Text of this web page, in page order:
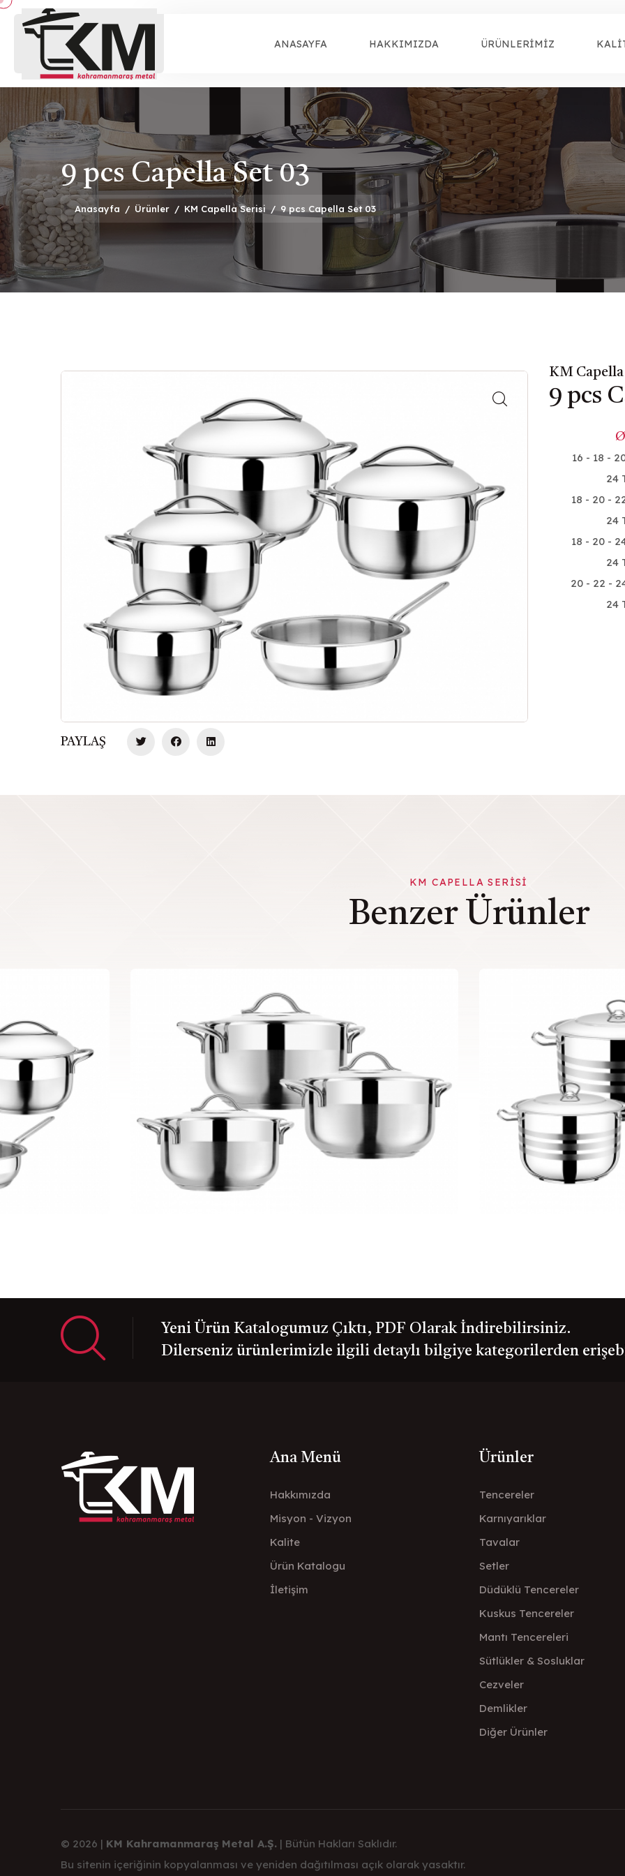
ANASAYFA HAKKIMIZDA ÜRÜNLERİMİZ
9 pcs Capella Set 03
Anasayfa / Ürünler / KM Capella Serisi / 9 pcs Capella Set 03
PAYLAŞ
KM
9 pcs
Ø
16 - 18 -
24
18 - 20 -
24
18 - 20 -
24
20 - 22 -
24
KM CAPELLA SERISI
Benzer Ürünler
Yeni Ürün Katalogumuz Çıktı, PDF Olarak İndirebilirsiniz.
Dilerseniz ürünlerimizle ilgili detaylı bilgiye kategorilerden
Ana Menü
Hakkımızda
Misyon - Vizyon
Kalite
Ürün Katalogu
İletişim
Ürünler
Tencereler
Karnıyarıklar
Tavalar
Setler
Düdüklü Tencereler
Kuskus Tencereler
Mantı Tencereleri
Sütlükler & Sosluklar
Cezveler
Demlikler
Diğer Ürünler
© 2026 | KM Kahramanmaraş Metal A.Ş. | Bütün Hakları Saklıdır.
Bu sitenin içeriğinin kopyalanması ve yeniden dağıtılması açık olarak yasaktır.